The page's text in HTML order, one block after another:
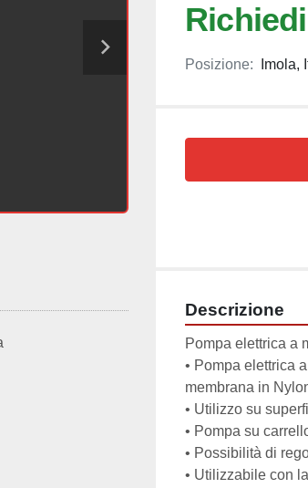
Posizione: Imola,
Descrizione
Pompa elettrica a
• Pompa elettrica
membrana in
• Utilizzo su
• Pompa su
• Possibilità di
• Utilizzabile con